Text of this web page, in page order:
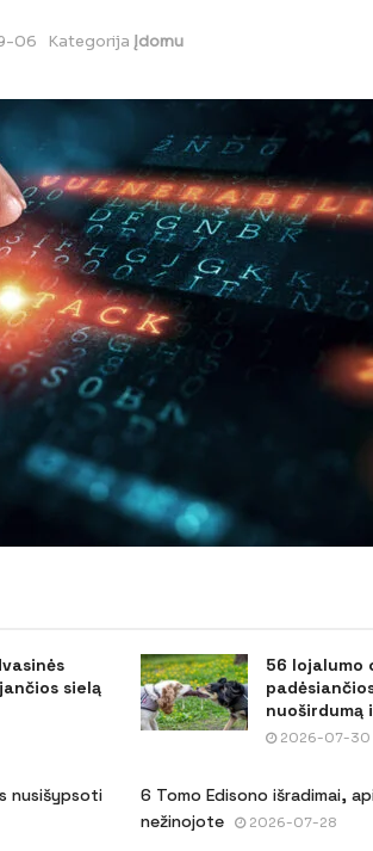
06 Kategorija Įdomu
sielą
56 lojalumo
nuoširdumą
2026-07-30
nusišypsoti
6 Tomo Edisono išradimai,
nežinojote
2026-07-28